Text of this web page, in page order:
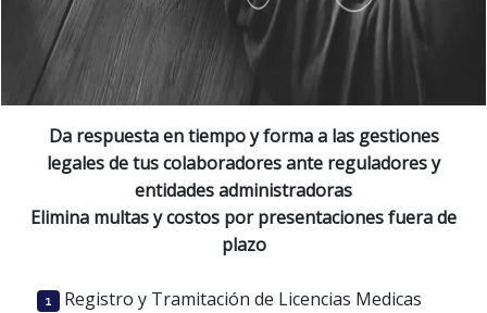
Da respuesta en tiempo y forma a las gestiones
legales de tus colaboradores ante reguladores y
entidades administradoras
Elimina multas y costos por presentaciones fuera de
plazo
1 Registro y Tramitación de Licencias Medicas